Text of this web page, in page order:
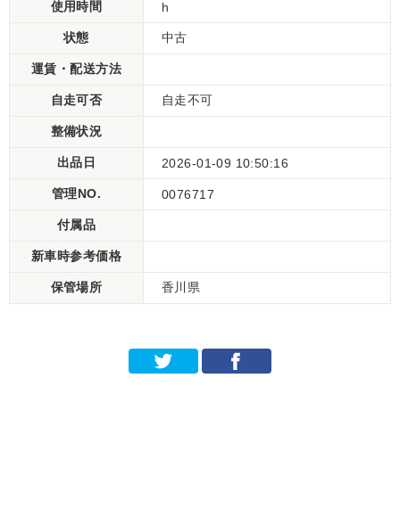
使用時間 h
状態 中古
運賃・配送方法
自走可否 自走不可
整備状況
出品日 2026-01-09 10:50:16
管理NO. 0076717
付属品
新車時参考価格
保管場所 香川県